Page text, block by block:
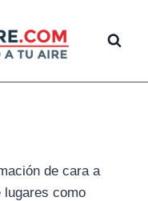
de cara a
lugares como